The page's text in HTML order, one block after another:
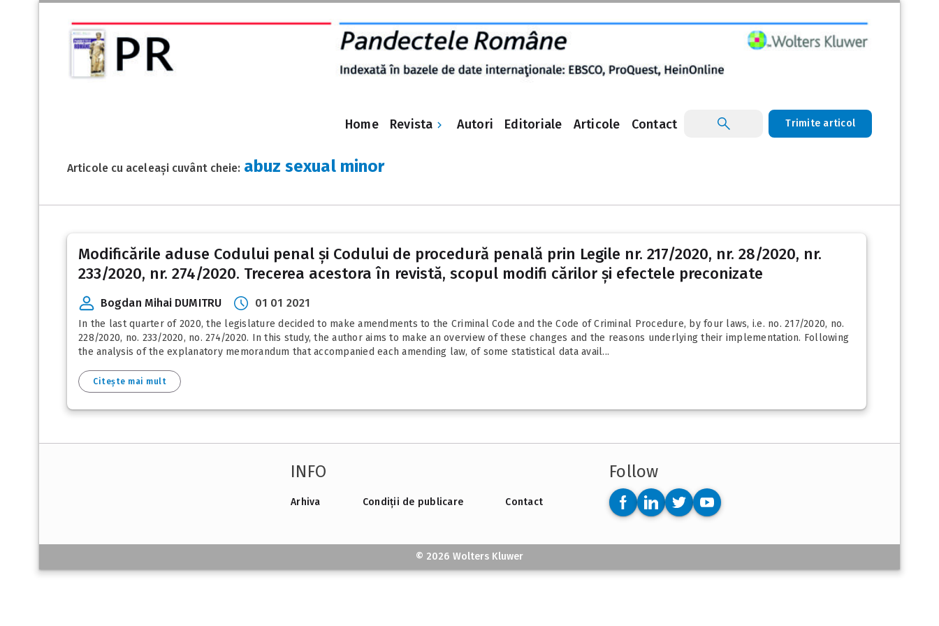
Home Revista Autori Editoriale Articole Contact Trimite articol
Articole cu aceleași cuvânt cheie: abuz sexual minor
Modificările aduse Codului penal și Codului de procedură penală prin Legile nr. 217/2020, nr. 28/2020, nr.
233/2020, nr. 274/2020. Trecerea acestora în revistă, scopul modifi cărilor și efectele preconizate
Bogdan Mihai DUMITRU 01 01 2021
In the last quarter of 2020, the legislature decided to make amendments to the Criminal Code and the Code of Criminal Procedure, by four laws, i.e. no. 217/2020, no.
228/2020, no. 233/2020, no. 274/2020. In this study, the author aims to make an overview of these changes and the reasons underlying their implementation. Following
the analysis of the explanatory memorandum that accompanied each amending law, of some statistical data avail...
Citește mai mult
INFO
Arhiva Condiții de publicare Contact
Follow
© 2026 Wolters Kluwer